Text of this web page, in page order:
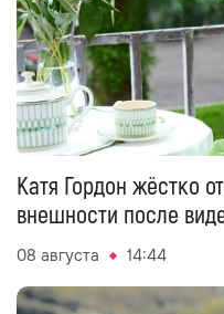
Катя Гордон жёстко
внешности после
08 августа 14:44